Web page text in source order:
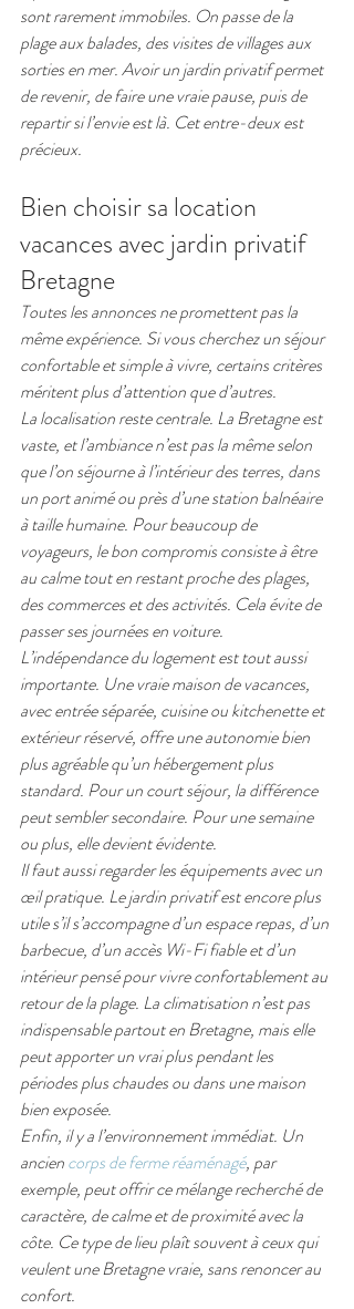
sont rarement immobiles. On passe de la
plage aux balades, des visites de villages aux
sorties en mer. Avoir un jardin privatif permet
de revenir, de faire une vraie pause, puis de
repartir si l’envie est là. Cet entre-deux est
précieux.
Bien choisir sa location
vacances avec jardin privatif
Bretagne
Toutes les annonces ne promettent pas la
même expérience. Si vous cherchez un séjour
confortable et simple à vivre, certains critères
méritent plus d’attention que d’autres.
La localisation reste centrale. La Bretagne est
vaste, et l’ambiance n’est pas la même selon
que l’on séjourne à l’intérieur des terres, dans
un port animé ou près d’une station balnéaire
à taille humaine. Pour beaucoup de
voyageurs, le bon compromis consiste à être
au calme tout en restant proche des plages,
des commerces et des activités. Cela évite de
passer ses journées en voiture.
L’indépendance du logement est tout aussi
importante. Une vraie maison de vacances,
avec entrée séparée, cuisine ou kitchenette et
extérieur réservé, offre une autonomie bien
plus agréable qu’un hébergement plus
standard. Pour un court séjour, la différence
peut sembler secondaire. Pour une semaine
ou plus, elle devient évidente.
Il faut aussi regarder les équipements avec un
œil pratique. Le jardin privatif est encore plus
utile s’il s’accompagne d’un espace repas, d’un
barbecue, d’un accès Wi-Fi fiable et d’un
intérieur pensé pour vivre confortablement au
retour de la plage. La climatisation n’est pas
indispensable partout en Bretagne, mais elle
peut apporter un vrai plus pendant les
périodes plus chaudes ou dans une maison
bien exposée.
Enfin, il y a l’environnement immédiat. Un
ancien corps de ferme réaménagé, par
exemple, peut offrir ce mélange recherché de
caractère, de calme et de proximité avec la
côte. Ce type de lieu plaît souvent à ceux qui
veulent une Bretagne vraie, sans renoncer au
confort.